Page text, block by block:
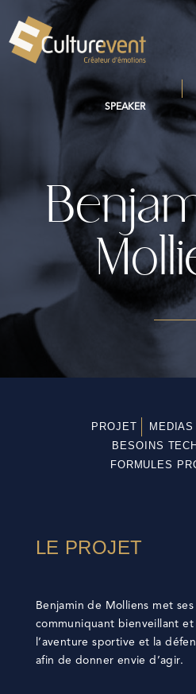
SPEAKER
PROJET MEDIAS
BESOINS
FORMULES
LE PROJET
Benjamin de Molliens met
communiquant bienveillant
l’aventure sportive et la
afin de donner envie d’agir.